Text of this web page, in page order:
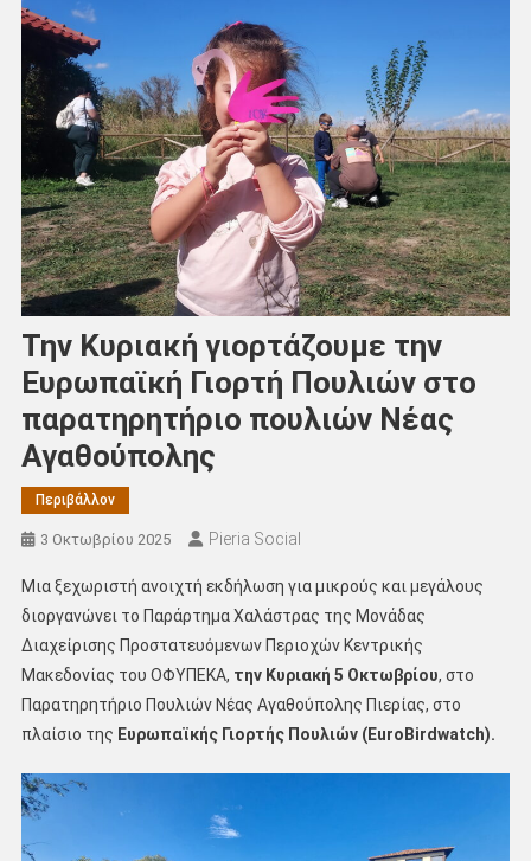
Την Κυριακή γιορτάζουμε την
Ευρωπαϊκή Γιορτή Πουλιών στο
παρατηρητήριο πουλιών Νέας
Αγαθούπολης
Περιβάλλον
3 Οκτωβρίου 2025 Pieria Social
Μια ξεχωριστή ανοιχτή εκδήλωση για μικρούς και μεγάλους
διοργανώνει το Παράρτημα Χαλάστρας της Μονάδας
Διαχείρισης Προστατευόμενων Περιοχών Κεντρικής
Μακεδονίας του ΟΦΥΠΕΚΑ, την Κυριακή 5 Οκτωβρίου, στο
Παρατηρητήριο Πουλιών Νέας Αγαθούπολης Πιερίας, στο
πλαίσιο της Ευρωπαϊκής Γιορτής Πουλιών (EuroBirdwatch).